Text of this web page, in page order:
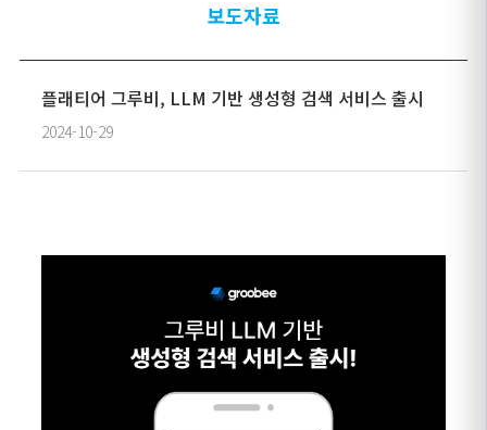
보도자료
플래티어 그루비, LLM 기반 생성형 검색 서비스 출시
2024-10-29